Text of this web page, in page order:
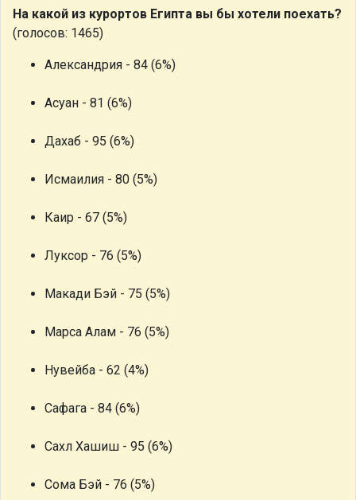
На какой из курортов Египта вы бы хотели поехать?
(голосов: 1465)
Александрия - 84 (6%)
Асуан - 81 (6%)
Дахаб - 95 (6%)
Исмаилия - 80 (5%)
Каир - 67 (5%)
Луксор - 76 (5%)
Макади Бэй - 75 (5%)
Марса Алам - 76 (5%)
Нувейба - 62 (4%)
Сафага - 84 (6%)
Сахл Хашиш - 95 (6%)
Сома Бэй - 76 (5%)